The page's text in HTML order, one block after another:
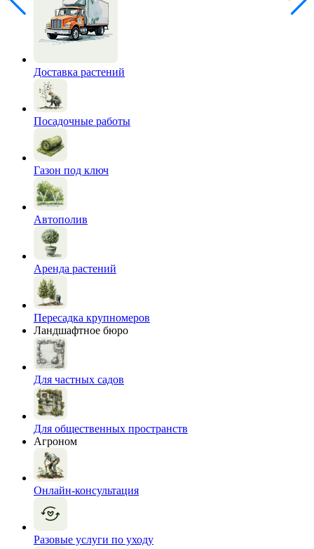
Доставка растений
Посадочные работы
Газон под ключ
Автополив
Аренда растений
Пересадка крупномеров
Ландшафтное бюро
Для частных садов
Для общественных пространств
Агроном
Онлайн-консультация
Разовые услуги по уходу